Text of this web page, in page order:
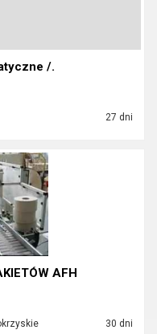
/.
27 dni
AFH
30 dni